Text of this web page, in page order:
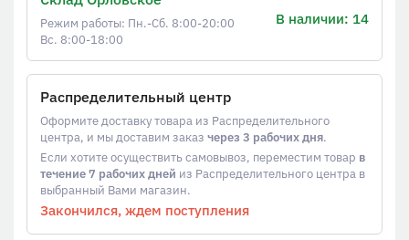
Режим работы: Пн.-Сб. 8:00-20:00
Вс. 8:00-18:00
В наличии: 14
Распределительный центр
Оформите доставку товара из Распределительного
центра, и мы доставим заказ через 3 рабочих дня.
Если хотите осуществить самовывоз, переместим товар в
течение 7 рабочих дней из Распределительного центра в
выбранный Вами магазин.
Закончился, ждем поступления